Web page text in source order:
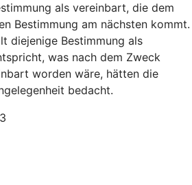
als vereinbart, die dem
Bestimmung am nächsten kommt.
diejenige Bestimmung als
was nach dem Zweck
worden wäre, hätten die
bedacht.